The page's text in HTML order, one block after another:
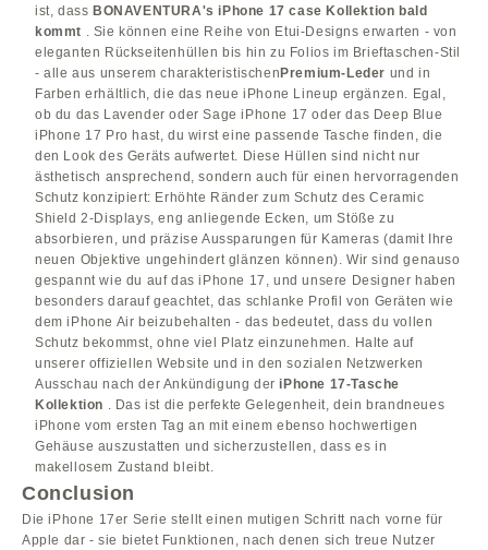
ist, dass BONAVENTURA's iPhone 17 case Kollektion bald
kommt . Sie können eine Reihe von Etui-Designs erwarten - von
eleganten Rückseitenhüllen bis hin zu Folios im Brieftaschen-Stil
- alle aus unserem charakteristischen Premium-Leder und in
Farben erhältlich, die das neue iPhone Lineup ergänzen. Egal,
ob du das Lavender oder Sage iPhone 17 oder das Deep Blue
iPhone 17 Pro hast, du wirst eine passende Tasche finden, die
den Look des Geräts aufwertet. Diese Hüllen sind nicht nur
ästhetisch ansprechend, sondern auch für einen hervorragenden
Schutz konzipiert: Erhöhte Ränder zum Schutz des Ceramic
Shield 2-Displays, eng anliegende Ecken, um Stöße zu
absorbieren, und präzise Aussparungen für Kameras (damit Ihre
neuen Objektive ungehindert glänzen können). Wir sind genauso
gespannt wie du auf das iPhone 17, und unsere Designer haben
besonders darauf geachtet, das schlanke Profil von Geräten wie
dem iPhone Air beizubehalten - das bedeutet, dass du vollen
Schutz bekommst, ohne viel Platz einzunehmen. Halte auf
unserer offiziellen Website und in den sozialen Netzwerken
Ausschau nach der Ankündigung der iPhone 17-Tasche
Kollektion . Das ist die perfekte Gelegenheit, dein brandneues
iPhone vom ersten Tag an mit einem ebenso hochwertigen
Gehäuse auszustatten und sicherzustellen, dass es in
makellosem Zustand bleibt.
Conclusion
Die iPhone 17er Serie stellt einen mutigen Schritt nach vorne für
Apple dar - sie bietet Funktionen, nach denen sich treue Nutzer